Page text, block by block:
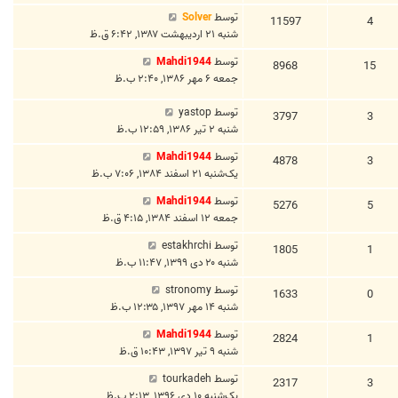
4
11597 توسطSolver
شنبه ۲۱ اردیبهشت ۱۳۸۷, ۶:۴۲ ق.ظ
15
8968 توسطMahdi1944
جمعه ۶ مهر ۱۳۸۶, ۲:۴۰ ب.ظ
3
3797 توسطyastop
شنبه ۲ تیر ۱۳۸۶, ۱۲:۵۹ ب.ظ
3
4878 توسطMahdi1944
یک‌شنبه ۲۱ اسفند ۱۳۸۴, ۷:۰۶ ب.ظ
5
5276 توسطMahdi1944
جمعه ۱۲ اسفند ۱۳۸۴, ۴:۱۵ ق.ظ
1
1805 توسط estakhrchi
شنبه ۲۰ دی ۱۳۹۹, ۱۱:۴۷ ب.ظ
0
1633 توسطstronomy
شنبه ۱۴ مهر ۱۳۹۷, ۱۲:۳۵ ب.ظ
1
2824 توسطMahdi1944
شنبه ۹ تیر ۱۳۹۷, ۱۰:۴۳ ق.ظ
3
2317 توسط tourkadeh